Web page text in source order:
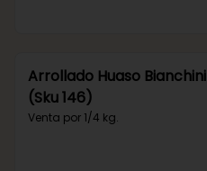
Arrollado Huaso Bianchini
(Sku 146)
Venta por 1/4 kg.